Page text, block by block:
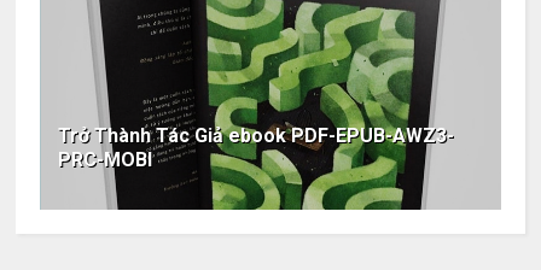
Trở Thành Tác Giả ebook PDF-EPUB-AWZ3-
PRC-MOBI